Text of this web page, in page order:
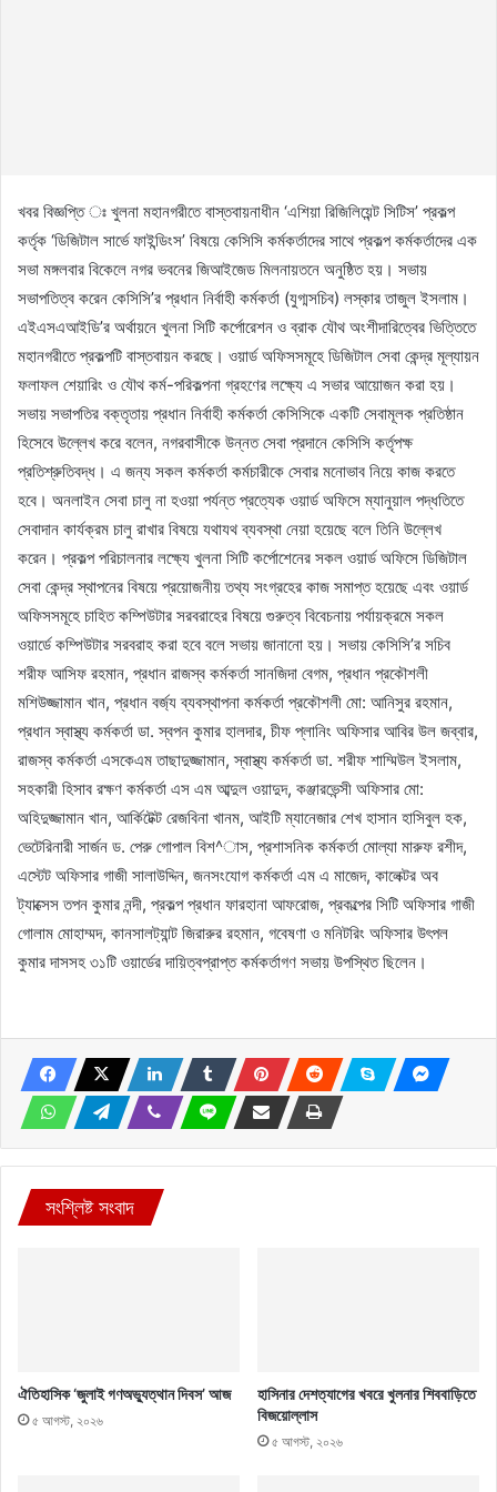
খবর বিজ্ঞপ্তি ঃ খুলনা মহানগরীতে বাস্তবায়নাধীন ‘এশিয়া রিজিলিয়েন্ট সিটিস’ প্রকল্প
কর্তৃক ‘ডিজিটাল সার্ভে ফাইন্ডিংস’ বিষয়ে কেসিসি কর্মকর্তাদের সাথে প্রকল্প কর্মকর্তাদের এক
সভা মঙ্গলবার বিকেলে নগর ভবনের জিআইজেড মিলনায়তনে অনুষ্ঠিত হয়। সভায়
সভাপতিত্ব করেন কেসিসি’র প্রধান নির্বাহী কর্মকর্তা (যুগ্মসচিব) লস্কার তাজুল ইসলাম।
এইএসএআইডি’র অর্থায়নে খুলনা সিটি কর্পোরেশন ও ব্রাক যৌথ অংশীদারিত্বের ভিত্তিতে
মহানগরীতে প্রকল্পটি বাস্তবায়ন করছে। ওয়ার্ড অফিসসমূহে ডিজিটাল সেবা কেন্দ্র মূল্যায়ন
ফলাফল শেয়ারিং ও যৌথ কর্ম-পরিকল্পনা গ্রহণের লক্ষ্যে এ সভার আয়োজন করা হয়।
সভায় সভাপতির বক্তৃতায় প্রধান নির্বাহী কর্মকর্তা কেসিসিকে একটি সেবামূলক প্রতিষ্ঠান
হিসেবে উল্লেখ করে বলেন, নগরবাসীকে উন্নত সেবা প্রদানে কেসিসি কর্তৃপক্ষ
প্রতিশ্রুতিবদ্ধ। এ জন্য সকল কর্মকর্তা কর্মচারীকে সেবার মনোভাব নিয়ে কাজ করতে
হবে। অনলাইন সেবা চালু না হওয়া পর্যন্ত প্রত্যেক ওয়ার্ড অফিসে ম্যানুয়াল পদ্ধতিতে
সেবাদান কার্যক্রম চালু রাখার বিষয়ে যথাযথ ব্যবস্থা নেয়া হয়েছে বলে তিনি উল্লেখ
করেন। প্রকল্প পরিচালনার লক্ষ্যে খুলনা সিটি কর্পোশেনের সকল ওয়ার্ড অফিসে ডিজিটাল
সেবা কেন্দ্র স্থাপনের বিষয়ে প্রয়োজনীয় তথ্য সংগ্রহের কাজ সমাপ্ত হয়েছে এবং ওয়ার্ড
অফিসসমূহে চাহিত কম্পিউটার সরবরাহের বিষয়ে গুরুত্ব বিবেচনায় পর্যায়ক্রমে সকল
ওয়ার্ডে কম্পিউটার সরবরাহ করা হবে বলে সভায় জানানো হয়। সভায় কেসিসি’র সচিব
শরীফ আসিফ রহমান, প্রধান রাজস্ব কর্মকর্তা সানজিদা বেগম, প্রধান প্রকৌশলী
মশিউজ্জামান খান, প্রধান বর্জ্য ব্যবস্থাপনা কর্মকর্তা প্রকৌশলী মো: আনিসুর রহমান,
প্রধান স্বাস্থ্য কর্মকর্তা ডা. স্বপন কুমার হালদার, চীফ প্লানিং অফিসার আবির উল জব্বার,
রাজস্ব কর্মকর্তা এসকেএম তাছাদুজ্জামান, স্বাস্থ্য কর্মকর্তা ডা. শরীফ শাম্মিউল ইসলাম,
সহকারী হিসাব রক্ষণ কর্মকর্তা এস এম আব্দুল ওয়াদুদ, কঞ্জারভেন্সী অফিসার মো:
অহিদুজ্জামান খান, আর্কিটেক্ট রেজবিনা খানম, আইটি ম্যানেজার শেখ হাসান হাসিবুল হক,
ভেটেরিনারী সার্জন ড. পেরু গোপাল বিশ^াস, প্রশাসনিক কর্মকর্তা মোল্যা মারুফ রশীদ,
এস্টেট অফিসার গাজী সালাউদ্দিন, জনসংযোগ কর্মকর্তা এম এ মাজেদ, কালেক্টর অব
ট্যাক্সেস তপন কুমার নন্দী, প্রকল্প প্রধান ফারহানা আফরোজ, প্রকল্পের সিটি অফিসার গাজী
গোলাম মোহাম্মদ, কানসালট্যান্ট জিরারুর রহমান, গবেষণা ও মনিটরিং অফিসার উৎপল
কুমার দাসসহ ৩১টি ওয়ার্ডের দায়িত্বপ্রাপ্ত কর্মকর্তাগণ সভায় উপস্থিত ছিলেন।
সংশ্লিষ্ট সংবাদ
ঐতিহাসিক ‘জুলাই গণঅভ্যুত্থান দিবস’ আজ
৫ আগস্ট, ২০২৬
হাসিনার দেশত্যাগের খবরে খুলনার শিববাড়িতে
বিজয়োল্লাস
৫ আগস্ট, ২০২৬